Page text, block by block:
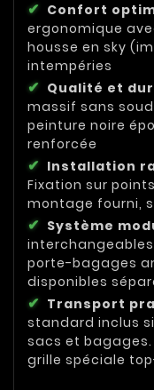
Confort
ergonomique
housse en sky
intempéries
Qualité et
massif sans
peinture noire
renforcée
Installation
Fixation sur
montage fourni,
Système
porte-bagages
disponibles
Transport
standard inclus
sacs et bagages.
grille spéciale